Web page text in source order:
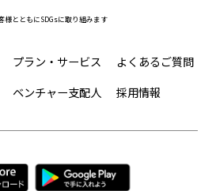
様とともにSDGsに取り組みます
プラン・サービス
よくあるご質問
ベンチャー支配人 採用情報